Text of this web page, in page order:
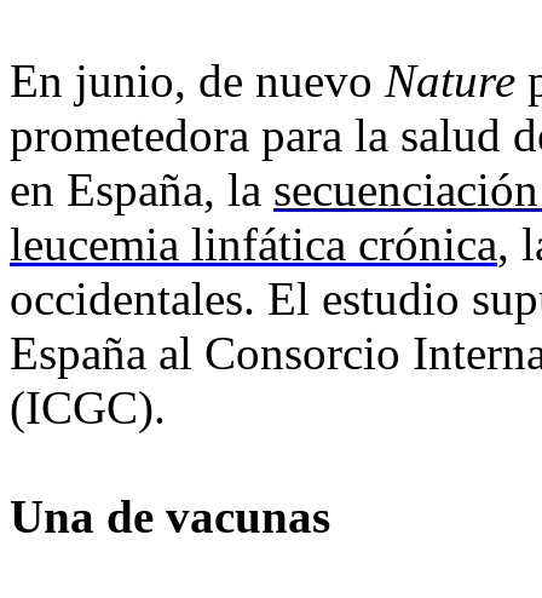
En junio, de nuevo Nature
prometedora para la salud
en España, la
leucemia linfática crónica,
occidentales. El estudio
España al Consorcio
(ICGC).
Una de vacunas